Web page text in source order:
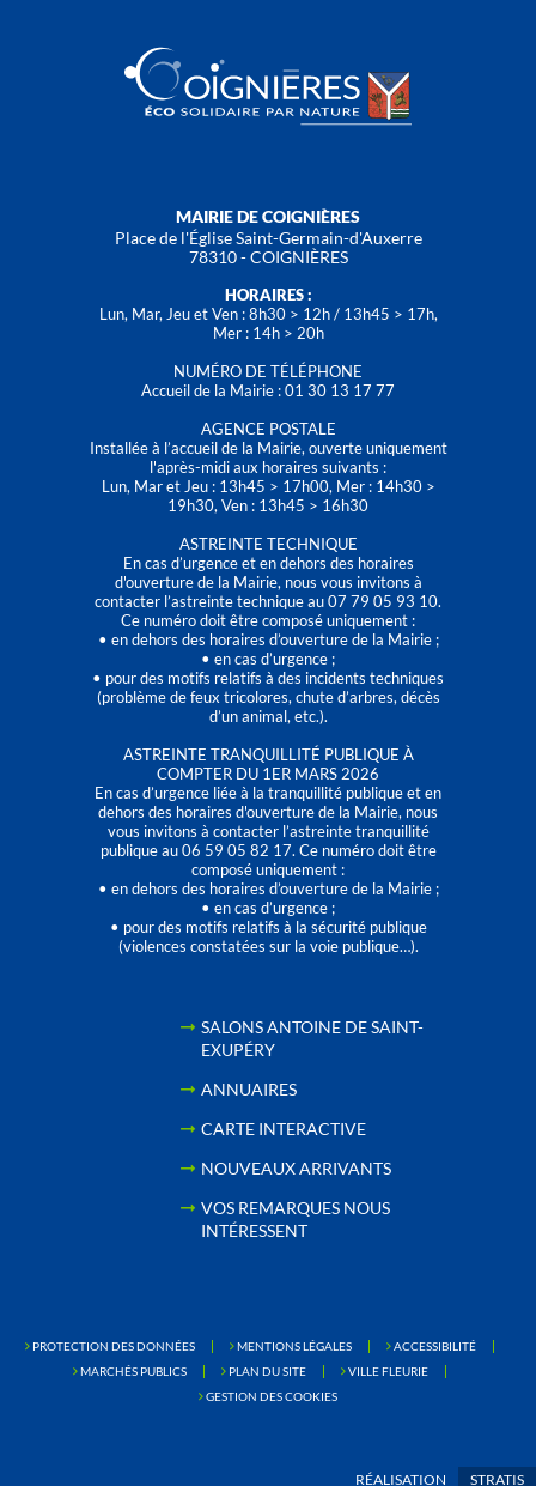
MAIRIE DE COIGNIÈRES
Place de l'Église Saint-Germain-d'Auxerre
78310 - COIGNIÈRES
HORAIRES :
Lun, Mar, Jeu et Ven : 8h30 > 12h / 13h45 > 17h,
Mer : 14h > 20h
NUMÉRO DE TÉLÉPHONE
Accueil de la Mairie : 01 30 13 17 77
AGENCE POSTALE
Installée à l’accueil de la Mairie, ouverte uniquement
l'après-midi aux horaires suivants :
Lun, Mar et Jeu : 13h45 > 17h00, Mer : 14h30 >
19h30, Ven : 13h45 > 16h30
ASTREINTE TECHNIQUE
En cas d’urgence et en dehors des horaires
d'ouverture de la Mairie, nous vous invitons à
contacter l’astreinte technique au 07 79 05 93 10.
Ce numéro doit être composé uniquement :
• en dehors des horaires d’ouverture de la Mairie ;
• en cas d’urgence ;
• pour des motifs relatifs à des incidents techniques
(problème de feux tricolores, chute d’arbres, décès
d’un animal, etc.).
ASTREINTE TRANQUILLITÉ PUBLIQUE À
COMPTER DU 1ER MARS 2026
En cas d’urgence liée à la tranquillité publique et en
dehors des horaires d'ouverture de la Mairie, nous
vous invitons à contacter l’astreinte tranquillité
publique au 06 59 05 82 17. Ce numéro doit être
composé uniquement :
• en dehors des horaires d’ouverture de la Mairie ;
• en cas d’urgence ;
• pour des motifs relatifs à la sécurité publique
(violences constatées sur la voie publique…).
SALONS ANTOINE DE SAINT-
EXUPÉRY
ANNUAIRES
CARTE INTERACTIVE
NOUVEAUX ARRIVANTS
VOS REMARQUES NOUS
INTÉRESSENT
PROTECTION DES DONNÉES MENTIONS LÉGALES
ACCESSIBILITÉ
MARCHÉS PUBLICS
PLAN DU SITE
VILLE FLEURIE
GESTION DES COOKIES
RÉALISATION STRATIS